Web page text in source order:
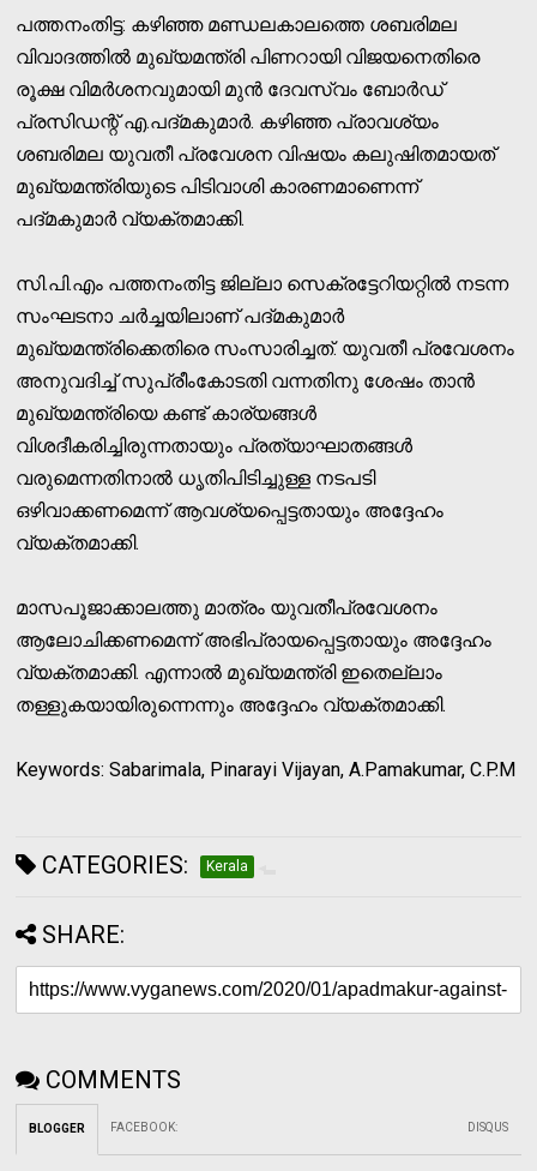
പത്തനംതിട്ട: കഴിഞ്ഞ മണ്ഡലകാലത്തെ ശബരിമല
വിവാദത്തില്‍ മുഖ്യമന്ത്രി പിണറായി വിജയനെതിരെ
രൂക്ഷ വിമര്‍ശനവുമായി മുന്‍ ദേവസ്വം ബോര്‍ഡ്
പ്രസിഡന്റ് എ.പദ്മകുമാര്‍. കഴിഞ്ഞ പ്രാവശ്യം
ശബരിമല യുവതീ പ്രവേശന വിഷയം കലുഷിതമായത്
മുഖ്യമന്ത്രിയുടെ പിടിവാശി കാരണമാണെന്ന്
പദ്മകുമാര്‍ വ്യക്തമാക്കി.
സി.പി.എം പത്തനംതിട്ട ജില്ലാ സെക്രട്ടേറിയറ്റില്‍ നടന്ന
സംഘടനാ ചര്‍ച്ചയിലാണ് പദ്മകുമാര്‍
മുഖ്യമന്ത്രിക്കെതിരെ സംസാരിച്ചത്. യുവതീ പ്രവേശനം
അനുവദിച്ച് സുപ്രീംകോടതി വന്നതിനു ശേഷം താന്‍
മുഖ്യമന്ത്രിയെ കണ്ട് കാര്യങ്ങള്‍
വിശദീകരിച്ചിരുന്നതായും പ്രത്യാഘാതങ്ങള്‍
വരുമെന്നതിനാല്‍ ധൃതിപിടിച്ചുള്ള നടപടി
ഒഴിവാക്കണമെന്ന് ആവശ്യപ്പെട്ടതായും അദ്ദേഹം
വ്യക്തമാക്കി.
മാസപൂജാക്കാലത്തു മാത്രം യുവതീപ്രവേശനം
ആലോചിക്കണമെന്ന് അഭിപ്രായപ്പെട്ടതായും അദ്ദേഹം
വ്യക്തമാക്കി. എന്നാല്‍ മുഖ്യമന്ത്രി ഇതെല്ലാം
തള്ളുകയായിരുന്നെന്നും അദ്ദേഹം വ്യക്തമാക്കി.
Keywords: Sabarimala, Pinarayi Vijayan, A.Pamakumar, C.P.M
CATEGORIES: Kerala
SHARE:
COMMENTS
BLOGGER FACEBOOK: DISQUS